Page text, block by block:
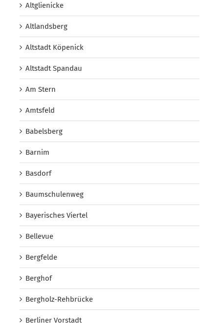
Altglienicke
Altlandsberg
Altstadt Köpenick
Altstadt Spandau
Am Stern
Amtsfeld
Babelsberg
Barnim
Basdorf
Baumschulenweg
Bayerisches Viertel
Bellevue
Bergfelde
Berghof
Bergholz-Rehbrücke
Berliner Vorstadt